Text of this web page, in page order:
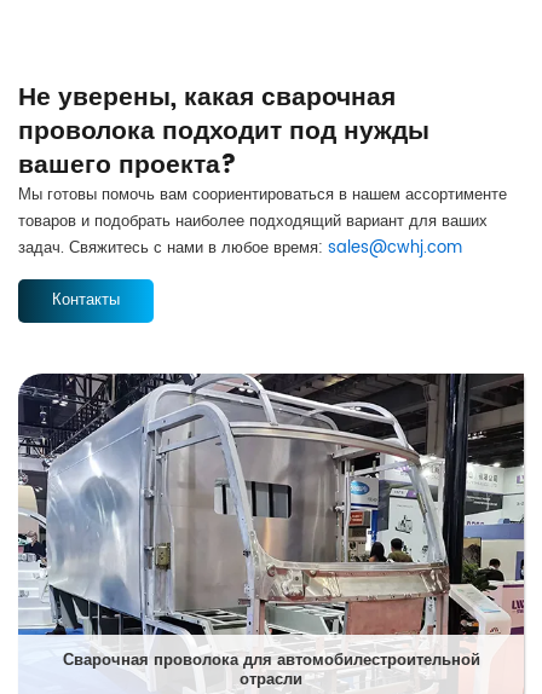
Не уверены, какая сварочная
проволока подходит под нужды
вашего проекта?
Мы готовы помочь вам соориентироваться в нашем ассортименте
товаров и подобрать наиболее подходящий вариант для ваших
задач. Свяжитесь с нами в любое время: sales@cwhj.com
Контакты
Сварочная проволока для автомобилестроительной
отрасли